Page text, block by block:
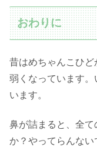
おわりに
昔はめちゃんこひど
弱くなっています
います。
鼻が詰まると、全
か？やってらんない